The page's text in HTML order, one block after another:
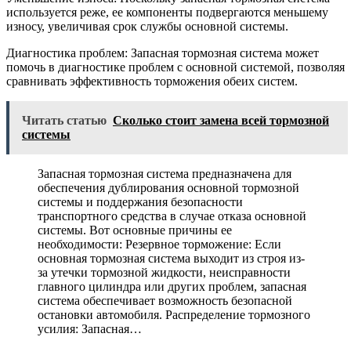
используется реже, ее компоненты подвергаются меньшему
износу, увеличивая срок службы основной системы.
Диагностика проблем: Запасная тормозная система может
помочь в диагностике проблем с основной системой, позволяя
сравнивать эффективность торможения обеих систем.
Читать статью Сколько стоит замена всей тормозной
системы
Запасная тормозная система предназначена для
обеспечения дублирования основной тормозной
системы и поддержания безопасности
транспортного средства в случае отказа основной
системы. Вот основные причины ее
необходимости: Резервное торможение: Если
основная тормозная система выходит из строя из-
за утечки тормозной жидкости, неисправности
главного цилиндра или других проблем, запасная
система обеспечивает возможность безопасной
остановки автомобиля. Распределение тормозного
усилия: Запасная…